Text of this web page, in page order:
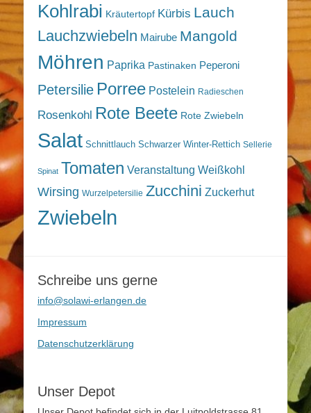
Kohlrabi Kräutertopf Kürbis Lauch
Lauchzwiebeln Mairube Mangold
Möhren Paprika Pastinaken Peperoni
Petersilie Porree Postelein Radieschen
Rosenkohl Rote Beete Rote Zwiebeln
Salat Schnittlauch Schwarzer Winter-Rettich Sellerie
Spinat Tomaten Veranstaltung Weißkohl
Wirsing Wurzelpetersilie Zucchini Zuckerhut
Zwiebeln
Schreibe uns gerne
info@solawi-erlangen.de
Impressum
Datenschutzerklärung
Unser Depot